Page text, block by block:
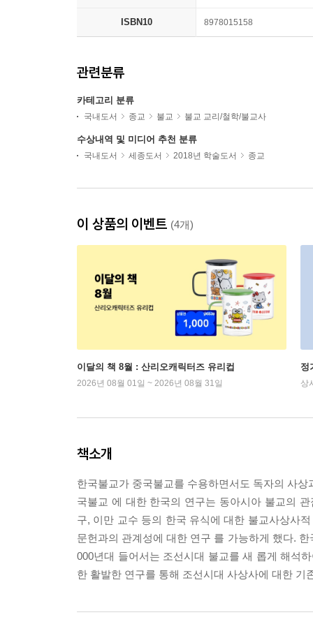
ISBN10 8978015158
관련분류
카테고리 분류
국내도서 종교 불교 불교 교리/철학/불교사
수상내역 및 미디어 추천 분류
국내도서 세종도서 2018년 학술도서 종교
이 상품의 이벤트 (4개)
이달의 책 8월 : 산리오캐릭터즈 유리컵
2026년 08월 01일 ~ 2026년 08월 31일
정
상
책소개
한국불교가 중국불교를 수용하면서도 독자의 사
국불교 에 대한 한국의 연구는 동아시아 불교의
구, 이만 교수 등의 한국 유식에 대한 불교사상사
문헌과의 관계성에 대한 연구 를 가능하게 했다.
000년대 들어서는 조선시대 불교를 새 롭게 해석
한 활발한 연구를 통해 조선시대 사상사에 대한 기